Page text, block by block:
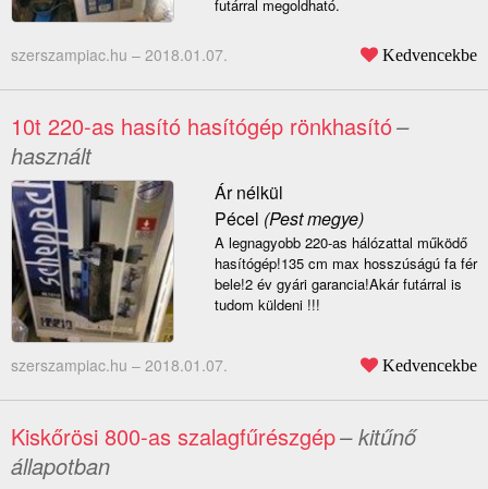
futárral megoldható.
szerszampiac.hu – 2018.01.07. Kedvencekbe
10t 220-as hasító hasítógép rönkhasító–
használt
Ár nélkül
Pécel (Pest megye)
A legnagyobb 220-as hálózattal működő
hasítógép!135 cm max hosszúságú fa fér
bele!2 év gyári garancia!Akár futárral is
tudom küldeni !!!
szerszampiac.hu – 2018.01.07. Kedvencekbe
Kiskőrösi 800-as szalagfűrészgép– kitűnő
állapotban